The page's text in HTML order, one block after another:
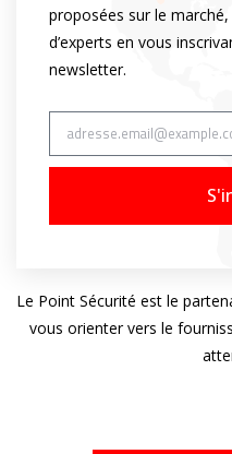
proposées sur le
d’experts en vous
newsletter.
Le Point Sécurité est le
vous orienter vers le